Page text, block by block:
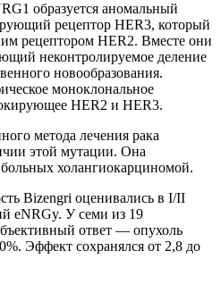
образуется аномальный
рецептор HER3, который
рецептором HER2. Вместе они
неконтролируемое деление
новообразования.
моноклональное
HER2 и HER3.
метода лечения рака
этой мутации. Она
холангиокарциномой.
Bizengri оценивались в I/II
eNRGy. У семи из 19
ответ — опухоль
Эффект сохранялся от 2,8 до